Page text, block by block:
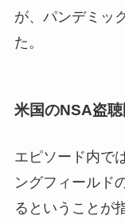
が、パンデミッ
た。
米国のNSA盗
エピソード内で
ングフィールド
るということが